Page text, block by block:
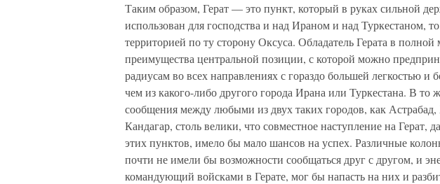
Таким образом, Герат — это пункт, который в руках сильной
использован для господства и над Ираном и над Туркестаном,
территорией по ту сторону Оксуса. Обладатель Герата в полной
преимущества центральной позиции, с которой можно
радиусам во всех направлениях с гораздо большей легкостью
чем из какого-либо другого города Ирана или Туркестана. В то
сообщения между любыми из двух таких городов, как
Кандагар, столь велики, что совместное наступление на Герат,
этих пунктов, имело бы мало шансов на успех. Различные
почти не имели бы возможности сообщаться друг с другом, и
командующий войсками в Герате, мог бы напасть на них и